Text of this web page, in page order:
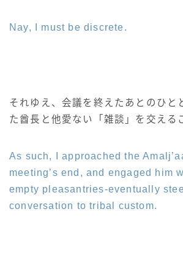
ミニスカート
インナーパンツ付きスカート
Nay, I must be discrete.
それゆえ、会議を終えたあとのひと
た酋長と他愛ない「雑談」を交える
As such, I approached the
meeting’s end, and engaged him
empty pleasantries-eventually
conversation to tribal custom.